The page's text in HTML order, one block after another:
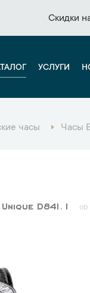
Скидки
Скидки
УСЛУГИ
часы Часы
D841.1